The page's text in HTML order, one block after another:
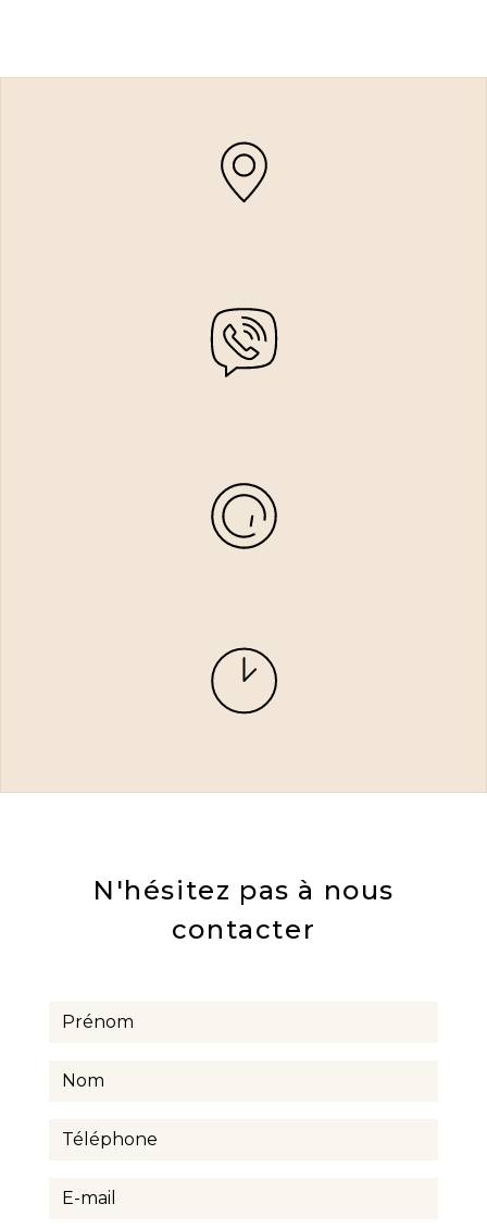
N'hésitez pas à nous
contacter